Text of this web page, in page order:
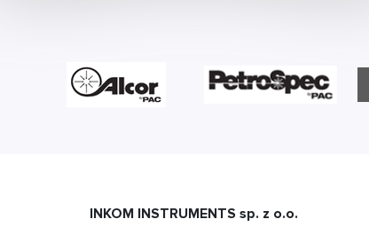
INKOM INSTRUMENTS sp. z o.o.